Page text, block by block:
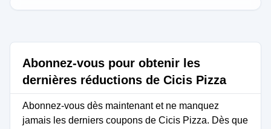
Abonnez-vous pour obtenir les
dernières réductions de Cicis Pizza
Abonnez-vous dès maintenant et ne manquez
jamais les derniers coupons de Cicis Pizza. Dès que